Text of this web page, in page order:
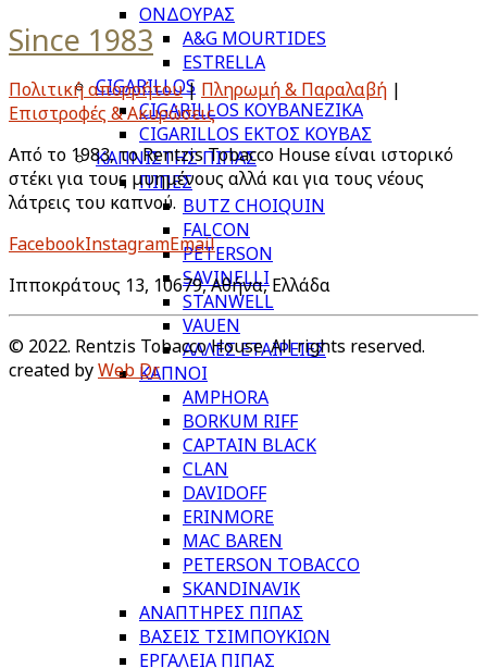
ΟΝΔΟΥΡΑΣ
A&G MOURTIDES
ESTRELLA
CIGARILLOS
CIGARILLOS ΚΟΥΒΑΝΕΖΙΚΑ
CIGARILLOS ΕΚΤΟΣ ΚΟΥΒΑΣ
ΚΑΠΝΙΣΤΗΣ ΠΙΠΑΣ
ΠΙΠΕΣ
BUTZ CHOIQUIN
FALCON
PETERSON
SAVINELLI
STANWELL
VAUEN
ΑΛΛΕΣ ΕΤΑΙΡΕΙΕΣ
ΚΑΠΝΟΙ
AMPHORA
BORKUM RIFF
CAPTAIN BLACK
CLAN
DAVIDOFF
ERINMORE
MAC BAREN
PETERSON TOBACCO
SKANDINAVIK
ΑΝΑΠΤΗΡΕΣ ΠΙΠΑΣ
ΒΑΣΕΙΣ ΤΣΙΜΠΟΥΚΙΩΝ
ΕΡΓΑΛΕΙΑ ΠΙΠΑΣ
Since 1983
Πολιτική απορρήτου| Πληρωμή & Παραλαβή |
Επιστροφές & Ακυρώσεις
Από το 1983, το Rentzis Tobacco House είναι ιστορικό
στέκι για τους μυημένους αλλά και για τους νέους
λάτρεις του καπνού.
FacebookInstagramEmail
Ιπποκράτους 13, 10679, Αθήνα, Ελλάδα
© 2022. Rentzis Tobacco House. All rights reserved.
created byWeb Dr